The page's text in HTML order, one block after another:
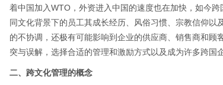
着中国加入WTO，外资进入中国的速度也在加快，如今
同文化背景下的员工其成长经历、风俗习惯、宗教信仰
的不协调，还极有可能影响到企业的供应商、销售商和
突与误解，选择合适的管理和激励方式以及成为许多跨国
二、跨文化管理的概念